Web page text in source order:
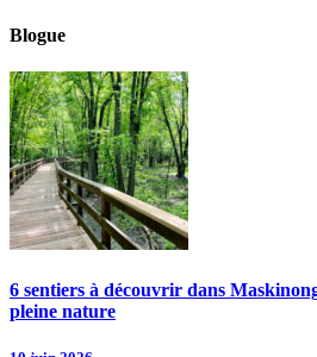
Blogue
6 sentiers à découvrir dans
pleine nature